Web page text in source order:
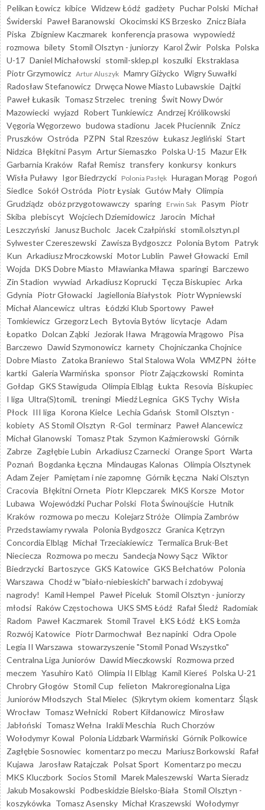
Pelikan Łowicz kibice Widzew Łódź gadżety Puchar Polski Michał
Świderski Paweł Baranowski Okocimski KS Brzesko Znicz Biała
Piska Zbigniew Kaczmarek konferencja prasowa wypowiedź
rozmowa bilety Stomil Olsztyn - juniorzy Karol Żwir Polska Polska
U-17 Daniel Michałowski stomil-sklep.pl koszulki Ekstraklasa
Piotr Grzymowicz Artur Aluszyk Mamry Giżycko Wigry Suwałki
Radosław Stefanowicz Drwęca Nowe Miasto Lubawskie Dajtki
Paweł Łukasik Tomasz Strzelec trening Świt Nowy Dwór
Mazowiecki wyjazd Robert Tunkiewicz Andrzej Królikowski
Vęgoria Węgorzewo budowa stadionu Jacek Płuciennik Znicz
Pruszków Ostróda PZPN Stal Rzeszów Łukasz Jegliński Start
Nidzica Błękitni Pasym Artur Siemaszko Polska U-15 Mazur Ełk
Garbarnia Kraków Rafał Remisz transfery konkursy konkurs
Wisła Puławy Igor Biedrzycki Polonia Pasłęk Huragan Morąg Pogoń
Siedlce Sokół Ostróda Piotr Łysiak Gutów Mały Olimpia
Grudziądz obóz przygotowawczy sparing Erwin Sak Pasym Piotr
Skiba plebiscyt Wojciech Dziemidowicz Jarocin Michał
Leszczyński
Janusz Bucholc Jacek Czałpiński stomil.olsztyn.pl
Sylwester Czereszewski Zawisza Bydgoszcz Polonia Bytom Patryk
Kun Arkadiusz Mroczkowski Motor Lublin Paweł Głowacki Emil
Wojda DKS Dobre Miasto Mławianka Mława sparingi Barczewo
Zin Stadion wywiad Arkadiusz Koprucki Tęcza Biskupiec Arka
Gdynia Piotr Głowacki Jagiellonia Białystok Piotr Wypniewski
Michał Alancewicz ultras Łódzki Klub Sportowy Paweł
Tomkiewicz Grzegorz Lech Bytovia Bytów licytacje Adam
Łopatko Dolcan Ząbki Jeziorak Iława Mrągowia Mrągowo Pisa
Barczewo Dawid Szymonowicz karnety Chojniczanka Chojnice
Dobre Miasto Zatoka Braniewo Stal Stalowa Wola WMZPN żółte
kartki Galeria Warmińska sponsor Piotr Zajączkowski Rominta
Gołdap GKS Stawiguda Olimpia Elbląg Łukta Resovia Biskupiec
I liga Ultra(S)tomiL treningi Miedź Legnica GKS Tychy Wisła
Płock III liga Korona Kielce Lechia Gdańsk Stomil Olsztyn -
kobiety AS Stomil Olsztyn R-Gol terminarz Paweł Alancewicz
Michał Glanowski Tomasz Ptak Szymon Kaźmierowski Górnik
Zabrze Zagłębie Lubin Arkadiusz Czarnecki Orange Sport Warta
Poznań Bogdanka Łęczna Mindaugas Kalonas Olimpia Olsztynek
Adam Zejer Pamiętam i nie zapomnę Górnik Łęczna Naki Olsztyn
Cracovia Błękitni Orneta Piotr Klepczarek MKS Korsze Motor
Lubawa Wojewódzki Puchar Polski Flota Świnoujście Hutnik
Kraków rozmowa po meczu Kolejarz Stróże Olimpia Zambrów
Przedstawiamy rywala Polonia Bydgoszcz Granica Kętrzyn
Concordia Elbląg Michał Trzeciakiewicz Termalica Bruk-Bet
Nieciecza Rozmowa po meczu Sandecja Nowy Sącz Wiktor
Biedrzycki Bartoszyce GKS Katowice GKS Bełchatów Polonia
Warszawa Chodź w "biało-niebieskich" barwach i zdobywaj
nagrody!
Kamil Hempel Paweł Piceluk Stomil Olsztyn - juniorzy
młodsi Raków Częstochowa UKS SMS Łódź Rafał Śledź Radomiak
Radom Paweł Kaczmarek Stomil Travel ŁKS Łódź ŁKS Łomża
Rozwój Katowice Piotr Darmochwał Bez napinki Odra Opole
Legia II Warszawa stowarzyszenie "Stomil Ponad Wszystko"
Centralna Liga Juniorów Dawid Mieczkowski Rozmowa przed
meczem Yasuhiro Katō Olimpia II Elbląg Kamil Kiereś Polska U-21
Chrobry Głogów Stomil Cup felieton Makroregionalna Liga
Juniorów Młodszych Stal Mielec (S)krytym okiem komentarz Śląsk
Wrocław Tomasz Wełnicki Robert Kiłdanowicz Mirosław
Jabłoński Tomasz Wełna Irakli Meschia Ruch Chorzów
Wołodymyr Kowal Polonia Lidzbark Warmiński Górnik Polkowice
Zagłębie Sosnowiec komentarz po meczu Mariusz Borkowski Rafał
Kujawa
Jarosław Ratajczak Polsat Sport Komentarz po meczu
MKS Kluczbork Socios Stomil Marek Maleszewski Warta Sieradz
Jakub Mosakowski Podbeskidzie Bielsko-Biała Stomil Olsztyn -
koszykówka Tomasz Asensky Michał Kraszewski Wołodymyr